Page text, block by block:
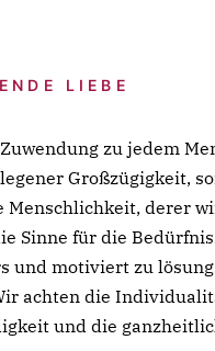
LIEBE
zu jedem
Großzügigkeit,
Menschlichkeit, derer
Sinne für die
und motiviert zu
achten die
und die
consequat.
dolor sit amet,
elit, sed do eiusmod
dolore magna aliqua.
quis nostrud
ut aliquip ex ea